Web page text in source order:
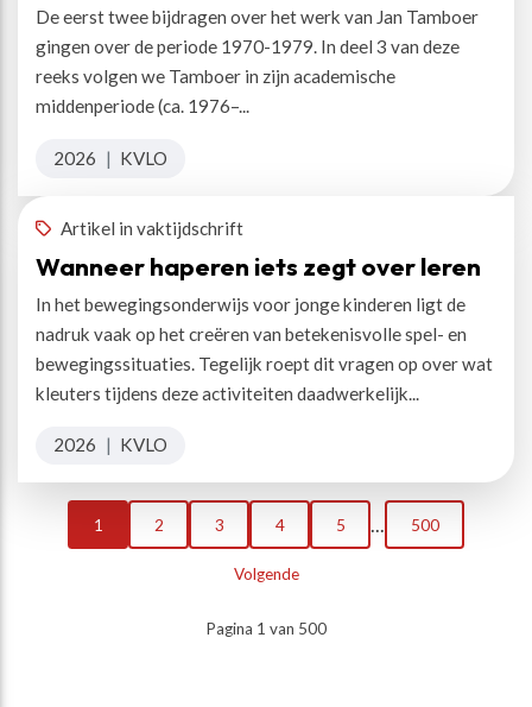
De eerst twee bijdragen over het werk van Jan Tamboer
gingen over de periode 1970-1979. In deel 3 van deze
reeks volgen we Tamboer in zijn academische
middenperiode (ca. 1976–...
2026 | KVLO
Artikel in vaktijdschrift
Wanneer haperen iets zegt over leren
In het bewegingsonderwijs voor jonge kinderen ligt de
nadruk vaak op het creëren van betekenisvolle spel- en
bewegingssituaties. Tegelijk roept dit vragen op over wat
kleuters tijdens deze activiteiten daadwerkelijk...
2026 | KVLO
1 2 3 4 5 ... 500
Volgende
Pagina 1 van 500